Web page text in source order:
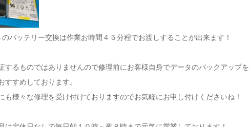
バッテリー交換は作業お時間４５分程でお渡しすることが出来ます！
するものではありませんので修理前にお客様自身でデータのバックアップを
すすめしております。
も様々な修理を受け付けておりますのでお気軽にお申し付けくださいね！